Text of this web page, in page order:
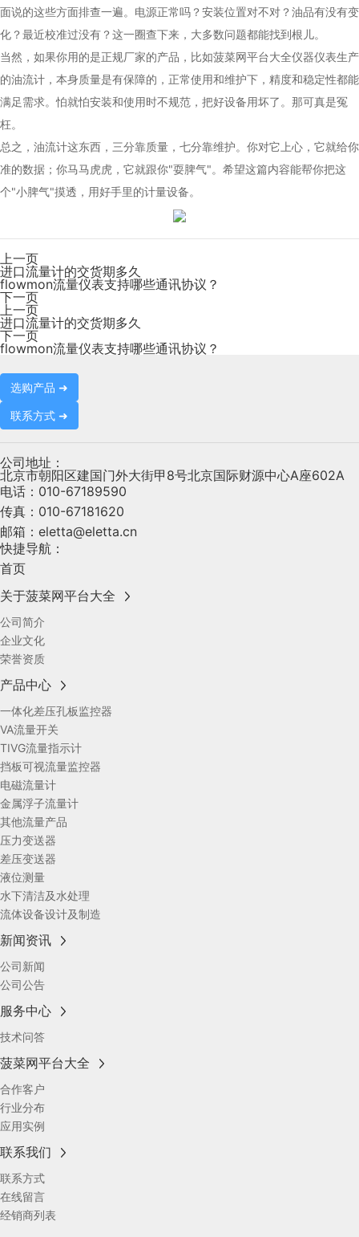
面说的这些方面排查一遍。电源正常吗？安装位置对不对？油品有没有变
化？最近校准过没有？这一圈查下来，大多数问题都能找到根儿。
当然，如果你用的是正规厂家的产品，比如菠菜网平台大全仪器仪表生产
的油流计，本身质量是有保障的，正常使用和维护下，精度和稳定性都能
满足需求。怕就怕安装和使用时不规范，把好设备用坏了。那可真是冤
枉。
总之，油流计这东西，三分靠质量，七分靠维护。你对它上心，它就给你
准的数据；你马马虎虎，它就跟你"耍脾气"。希望这篇内容能帮你把这
个"小脾气"摸透，用好手里的计量设备。
上一页
进口流量计的交货期多久
flowmon流量仪表支持哪些通讯协议？
下一页
上一页
进口流量计的交货期多久
下一页
flowmon流量仪表支持哪些通讯协议？
选购产品 ➜
联系方式 ➜
公司地址：
北京市朝阳区建国门外大街甲8号北京国际财源中心A座602A
电话： 010-67189590
传真： 010-67181620
邮箱： eletta@eletta.cn
快捷导航：
首页
关于菠菜网平台大全
公司简介
企业文化
荣誉资质
产品中心
一体化差压孔板监控器
VA流量开关
TIVG流量指示计
挡板可视流量监控器
电磁流量计
金属浮子流量计
其他流量产品
压力变送器
差压变送器
液位测量
水下清洁及水处理
流体设备设计及制造
新闻资讯
公司新闻
公司公告
服务中心
技术问答
菠菜网平台大全
合作客户
行业分布
应用实例
联系我们
联系方式
在线留言
经销商列表